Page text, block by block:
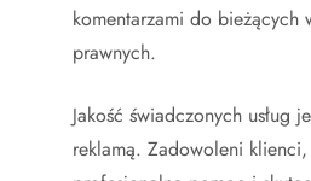
komentarzami do bieżących
prawnych.
Jakość świadczonych usług
reklamą. Zadowoleni